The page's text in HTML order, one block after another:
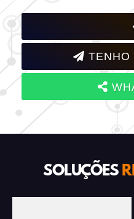
TENHO
SOLUÇÕES